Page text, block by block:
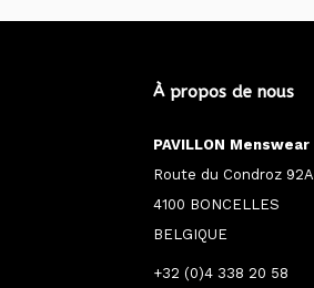
À propos de nous
PAVILLON Menswear
Route du Condroz 92A
4100 BONCELLES
BELGIQUE
+32 (0)4 338 20 58